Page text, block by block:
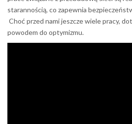
starannością, co zapewnia
Choć przed nami jeszcze wiele pracy,
powodem do optymizmu.